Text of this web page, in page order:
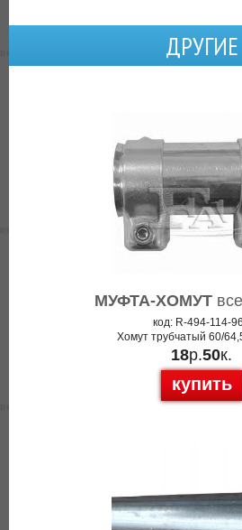
ДРУГИЕ
МУФТА-ХОМУТ
код: R-494-114-
Хомут трубчатый 60/
18р.50к.
купить